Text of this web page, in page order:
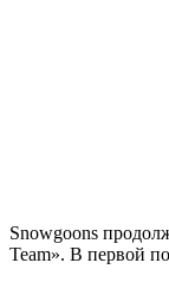
Snowgoons
Team». В первой